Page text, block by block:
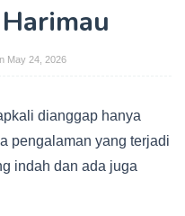
May 24, 2026
dianggap hanya
pengalaman yang terjadi
indah dan ada juga